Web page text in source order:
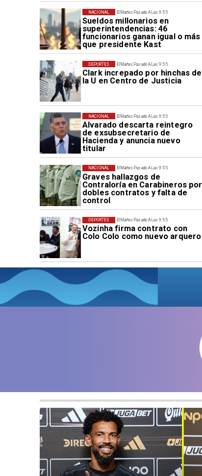
El Martes Pasado A Las 9:55
Sueldos millonarios en
superintendencias: 46
funcionarios ganan igual o más
que presidente Kast
NACIONAL
El Martes Pasado A Las 9:55
Clark increpado por hinchas de
la U en Centro de Justicia
DEPORTES
El Martes Pasado A Las 9:55
Alvarado descarta reintegro
de exsubsecretario de
Hacienda y anuncia nuevo
titular
NACIONAL
El Martes Pasado A Las 9:55
Graves hallazgos de
Contraloría en Carabineros por
dobles contratos y falta de
control
NACIONAL
El Martes Pasado A Las 9:55
Vozinha firma contrato con
Colo Colo como nuevo arquero
DEPORTES